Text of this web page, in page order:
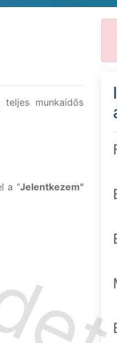
teljes munkaidős
a "Jelentkezem"